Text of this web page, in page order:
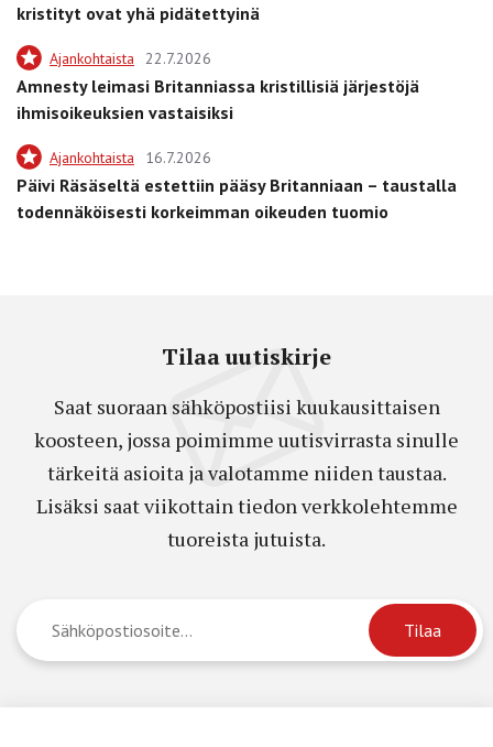
kristityt ovat yhä pidätettyinä
Ajankohtaista 22.7.2026
Amnesty leimasi Britanniassa kristillisiä järjestöjä
ihmisoikeuksien vastaisiksi
Ajankohtaista 16.7.2026
Päivi Räsäseltä estettiin pääsy Britanniaan – taustalla
todennäköisesti korkeimman oikeuden tuomio
Tilaa uutiskirje
Saat suoraan sähköpostiisi kuukausittaisen
koosteen, jossa poimimme uutisvirrasta sinulle
tärkeitä asioita ja valotamme niiden taustaa.
Lisäksi saat viikottain tiedon verkkolehtemme
tuoreista jutuista.